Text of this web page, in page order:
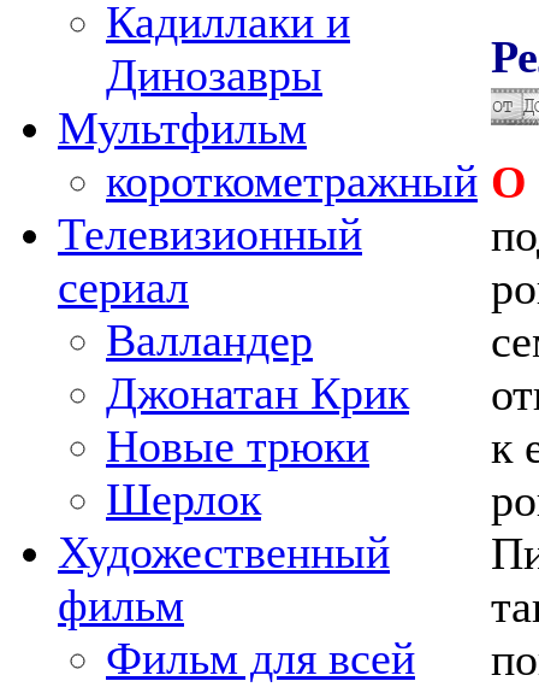
Кадиллаки и
Динозавры
Мультфильм
короткометражный
Телевизионный
сериал
Валландер
Джонатан Крик
Новые трюки
Шерлок
Художественный
фильм
Фильм для всей
О
к